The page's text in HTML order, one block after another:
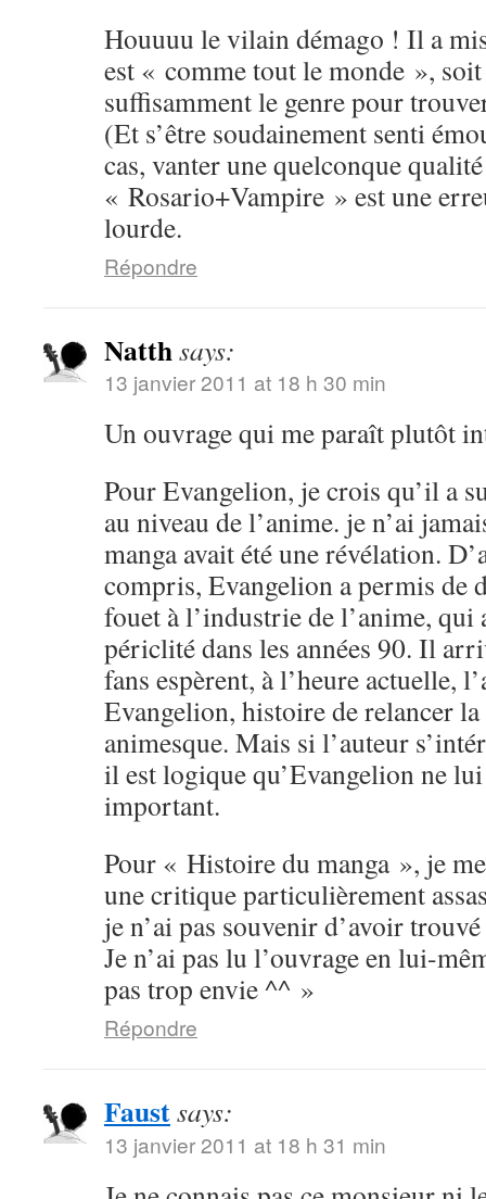
Houuuu le vilain démago ! Il a
est « comme tout le monde »,
suffisamment le genre pour
(Et s’être soudainement senti
cas, vanter une quelconque
« Rosario+Vampire » est une
lourde.
Répondre
Natthsays:
13 janvier 2011 at 18 h 30 min
Un ouvrage qui me paraît plutôt
Pour Evangelion, je crois qu’il a
au niveau de l’anime. je n’ai
manga avait été une révélation.
compris, Evangelion a permis de
fouet à l’industrie de l’anime,
périclité dans les années 90. Il
fans espèrent, à l’heure actuelle,
Evangelion, histoire de relancer
animesque. Mais si l’auteur
il est logique qu’Evangelion ne
important.
Pour « Histoire du manga », je
une critique particulièrement
je n’ai pas souvenir d’avoir
Je n’ai pas lu l’ouvrage en lui-
pas trop envie ^^ »
Répondre
Faustsays:
13 janvier 2011 at 18 h 31 min